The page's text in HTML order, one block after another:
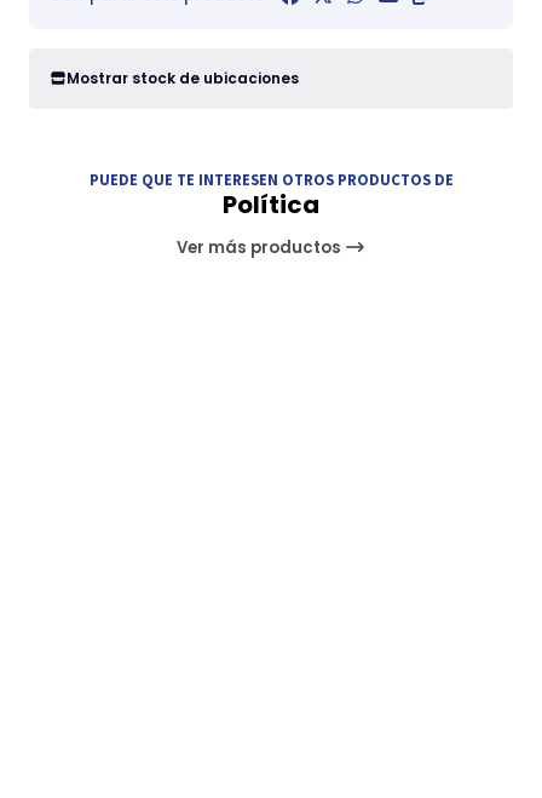
Mostrar stock de ubicaciones
PUEDE QUE TE INTERESEN OTROS PRODUCTOS DE
Política
Ver más productos